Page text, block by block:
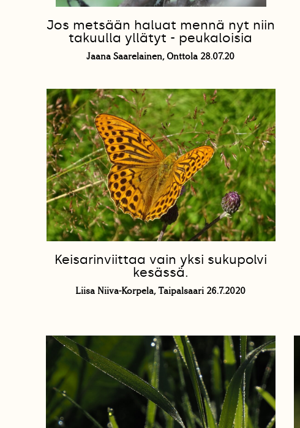
Jos metsään haluat mennä nyt niin
takuulla yllätyt - peukaloisia
Jaana Saarelainen, Onttola 28.07.20
Keisarinviittaa vain yksi sukupolvi
kesässä.
Liisa Niiva-Korpela, Taipalsaari 26.7.2020